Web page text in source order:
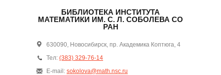
БИБЛИОТЕКА ИНСТИТУТА
МАТЕМАТИКИ ИМ. С. Л. СОБОЛЕВА СО
РАН
630090, Новосибирск, пр. Академика Коптюга, 4
Тел: (383) 329-76-14
E-mail: sokolova@math.nsc.ru